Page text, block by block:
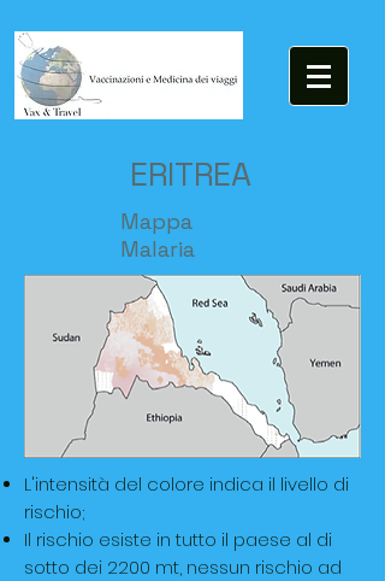
ERITREA
Mappa
Malaria
L'intensità del colore indica il livello di
rischio;
Il rischio esiste in tutto il paese al di
sotto dei 2200 mt, nessun rischio ad